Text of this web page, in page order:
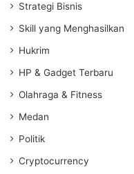
Strategi Bisnis
Skill yang Menghasilkan
Hukrim
HP & Gadget Terbaru
Olahraga & Fitness
Medan
Politik
Cryptocurrency